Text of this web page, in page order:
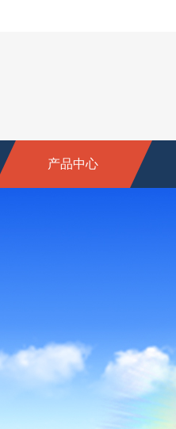
产品中心